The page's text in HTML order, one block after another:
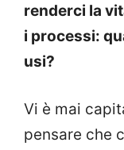
renderci la
i processi:
usi?
Vi è mai
pensare che